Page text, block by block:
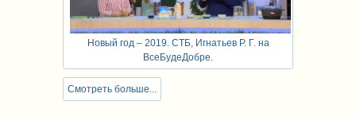
Новый год – 2019. СТБ, Игнатьев Р. Г. на
ВсеБудеДобре.
Смотреть больше...